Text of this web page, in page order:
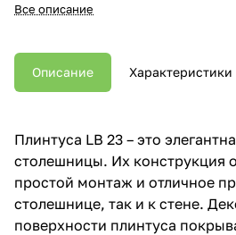
Все описание
Описание Характеристики
Плинтуса LB 23 – это
столешницы. Их конструкция
простой монтаж и отличное
столешнице, так и к стене.
поверхности плинтуса